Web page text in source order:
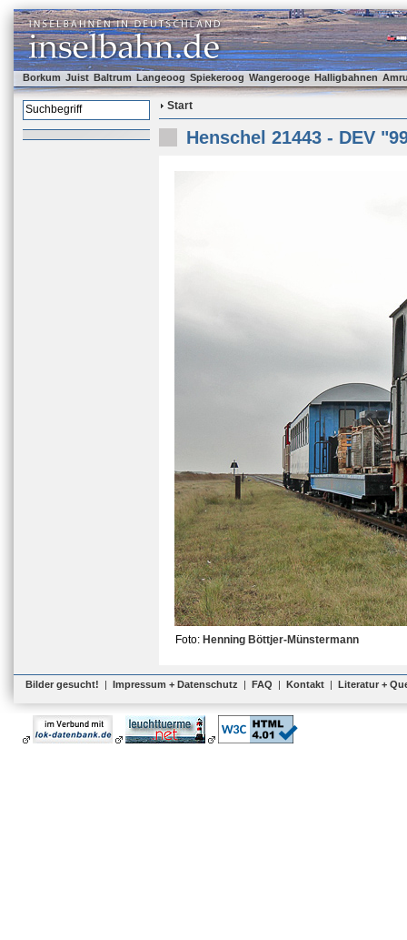
Borkum Juist Baltrum Langeoog Spiekeroog Wangerooge Halligbahnen
Start
Henschel 21443 - DEV
Foto: Henning Böttjer-Münstermann
Bilder gesucht! | Impressum + Datenschutz | FAQ | Kontakt | Literatur +